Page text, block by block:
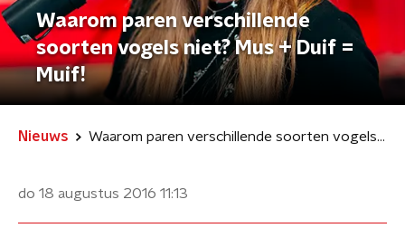
Waarom paren verschillende
soorten vogels niet? Mus + Duif =
Muif!
Nieuws Waarom paren verschillende soorten vogels niet? Mus + Duif = Muif!
do 18 augustus 2016 11:13